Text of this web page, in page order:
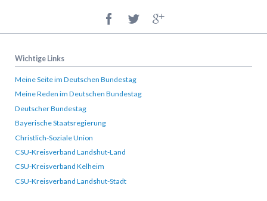
Wichtige Links
Meine Seite im Deutschen Bundestag
Meine Reden im Deutschen Bundestag
Deutscher Bundestag
Bayerische Staatsregierung
Christlich-Soziale Union
CSU-Kreisverband Landshut-Land
CSU-Kreisverband Kelheim
CSU-Kreisverband Landshut-Stadt